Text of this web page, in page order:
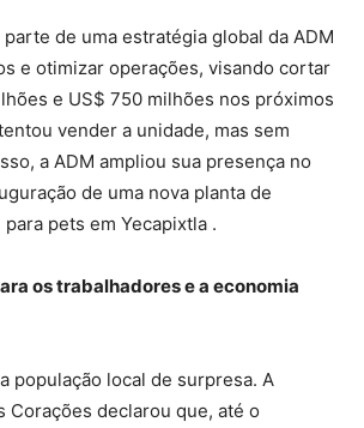
de uma estratégia global da ADM
e otimizar operações, visando cortar
e US$ 750 milhões nos próximos
vender a unidade, mas sem
a ADM ampliou sua presença no
de uma nova planta de
pets em Yecapixtla .
os trabalhadores e a economia
população local de surpresa. A
Corações declarou que, até o